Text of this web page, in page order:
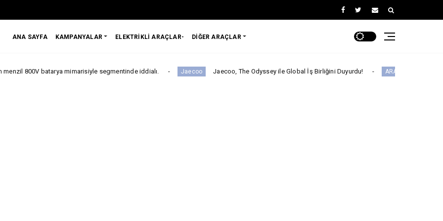
ANA SAYFA KAMPANYALAR ELEKTRİKLİ ARAÇLAR- DİĞER ARAÇLAR
batarya mimarisiyle segmentinde iddialı. Jaecoo Jaecoo, The Odyssey ile Global İş Birliğini Duyurdu! ARABA KAMPANYALARI